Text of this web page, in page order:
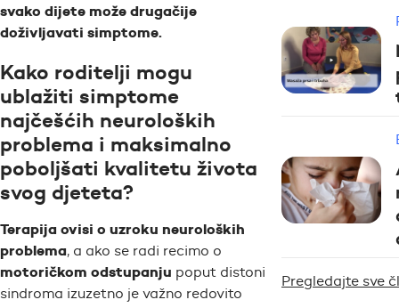
svako dijete može drugačije
doživljavati simptome.
Kako roditelji mogu
ublažiti simptome
najčešćih neuroloških
problema i maksimalno
poboljšati kvalitetu života
svog djeteta?
Terapija ovisi o uzroku neuroloških
problema, a ako se radi recimo o
motoričkom odstupanju poput distoni
sindroma izuzetno je važno redovito
Pregledajte sve